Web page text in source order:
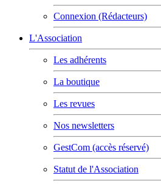
Connexion (Rédacteurs)
L'Association
Les adhérents
La boutique
Les revues
Nos newsletters
GestCom (accès réservé)
Statut de l'Association